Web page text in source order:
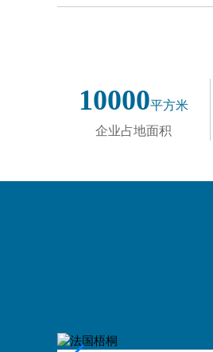
10000平方米
企业占地面积